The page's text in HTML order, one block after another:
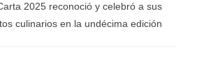
2025 reconoció y celebró a sus
culinarios en la undécima edición